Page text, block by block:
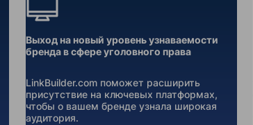
Выход на новый уровень узнаваемости
бренда в сфере уголовного права
LinkBuilder.com поможет расширить
присутствие на ключевых платформах,
чтобы о вашем бренде узнала широкая
аудитория.